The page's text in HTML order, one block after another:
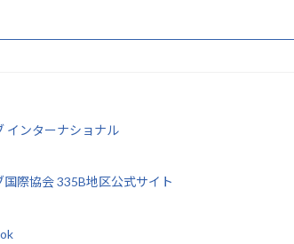
インターナショナル
際協会 335B地区公式サイト